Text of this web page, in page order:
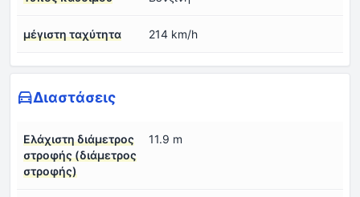
μέγιστη ταχύτητα 214 km/h
Διαστάσεις
Ελάχιστη διάμετρος
στροφής (διάμετρος
στροφής)
11.9 m